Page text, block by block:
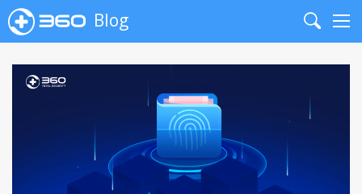
Blog
Search